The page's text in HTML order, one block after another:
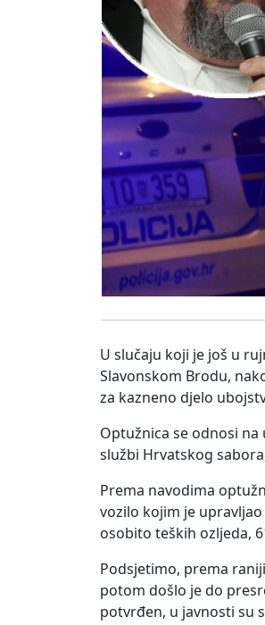
U slučaju koji je još u
Slavonskom Brodu,
za kazneno djelo
Optužnica se odnosi na
službi Hrvatskog
Prema navodima
vozilo kojim je
osobito teških ozljeda,
Podsjetimo, prema
potom došlo je do
potvrđen, u javnosti su